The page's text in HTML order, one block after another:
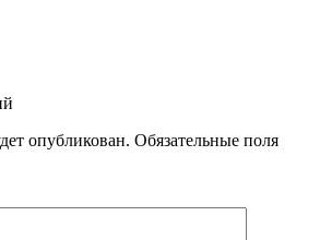
опубликован. Обязательные поля